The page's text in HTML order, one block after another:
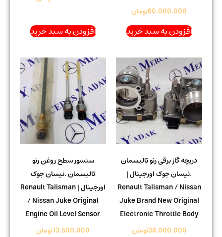
60.000.000تومان
افزودن به سبد خرید افزودن به سبد خرید
دریچه گاز برقی رنو تالیسمان
.نیسان جوک اورجینال |
Renault Talisman / Nissan
Juke Brand New Original
Electronic Throttle Body
38.000.000تومان
سنسور سطح روغن رنو
تالیسمان .نیسان جوک
اورجینال | Renault Talisman
/ Nissan Juke Original
Engine Oil Level Sensor
13.500.000تومان